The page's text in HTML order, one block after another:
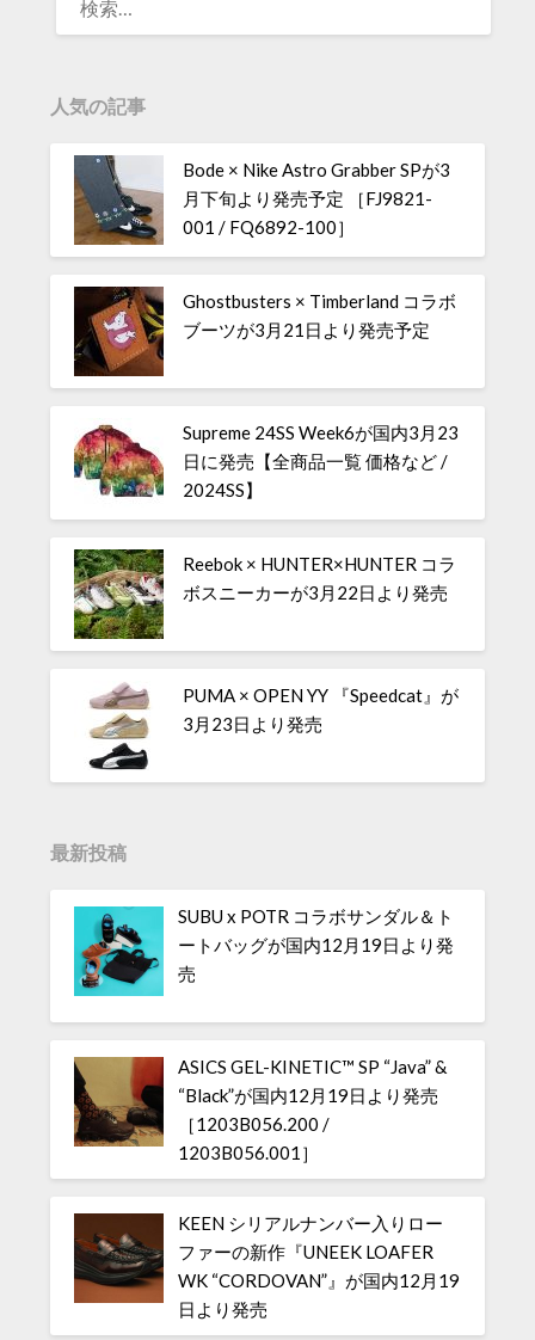
人気の記事
Bode × Nike Astro Grabber SPが3
月下旬より発売予定 ［FJ9821-
001 / FQ6892-100］
Ghostbusters × Timberland コラボ
ブーツが3月21日より発売予定
Supreme 24SS Week6が国内3月23
日に発売【全商品一覧 価格など /
2024SS】
Reebok × HUNTER×HUNTER コラ
ボスニーカーが3月22日より発売
PUMA × OPEN YY 『Speedcat』が
3月23日より発売
最新投稿
SUBU x POTR コラボサンダル＆ト
ートバッグが国内12月19日より発
売
ASICS GEL-KINETIC™ SP “Java” &
“Black”が国内12月19日より発売
［1203B056.200 /
1203B056.001］
KEEN シリアルナンバー入りロー
ファーの新作『UNEEK LOAFER
WK “CORDOVAN”』が国内12月19
日より発売